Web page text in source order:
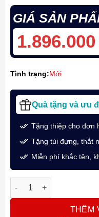
GIÁ SẢN
1.896.000
Tình trạng:Mới
Quà tặng và ưu
Tặng thiệp cho đơn
Tặng túi đựng, thắt
Miễn phí khắc tên,
Bút Máy Ký Tên Faber-
THÊM